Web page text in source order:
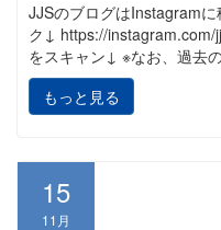
JJSのブログはInstagram
ク↓ https://
をスキャン↓ ※なお、過去
もっと見る
15
11月